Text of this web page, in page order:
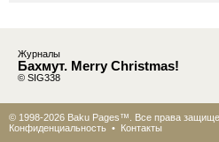
Журналы
Бахмут. Merry Christmas!
© SIG338
© 1998-2026 Baku Pages™. Все права
Конфиденциальность • Контакты